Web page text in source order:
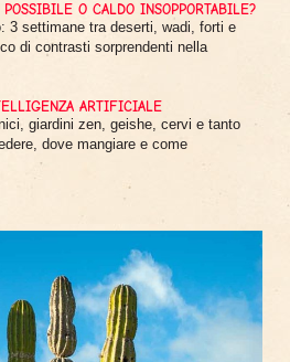
O CALDO INSOPPORTABILE?
3 settimane tra deserti, wadi, forti e
di contrasti sorprendenti nella
ARTIFICIALE
giardini zen, geishe, cervi e tanto
dove mangiare e come